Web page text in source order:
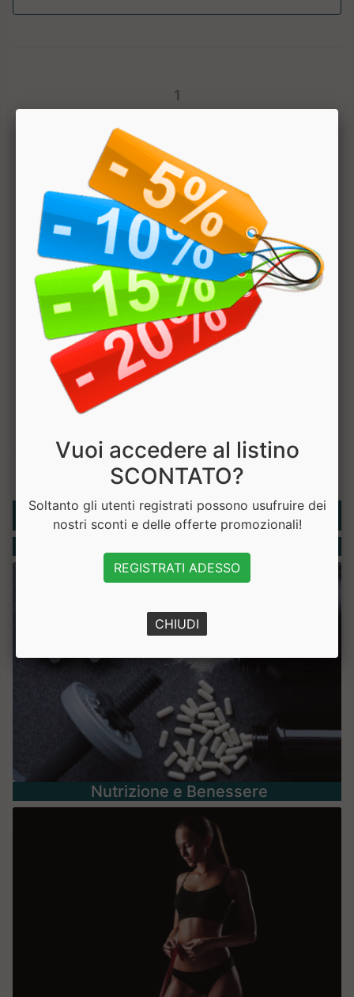
1
Hai bisogno di aiuto? Chatta con noi
Rubriche
Nutrizione e Benessere
Vuoi accedere al listino
SCONTATO?
Soltanto gli utenti registrati possono usufruire dei
nostri sconti e delle offerte promozionali!
REGISTRATI ADESSO
CHIUDI